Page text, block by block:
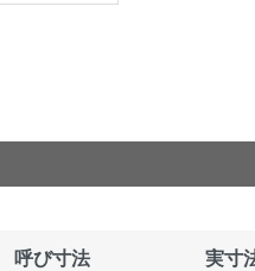
呼び寸法 実寸